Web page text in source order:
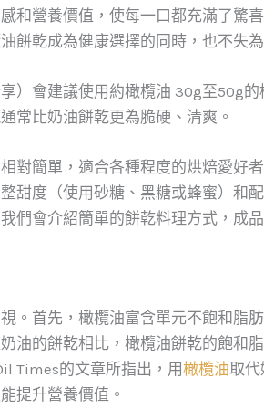
和營養價值，使每一口都充滿了驚
餅乾成為健康選擇的同時，也不失
）會建議使用約橄欖油 30g至50g
常比奶油餅乾更為脆硬、清爽。
對簡單，適合各種程度的烘焙愛好
甜度（使用砂糖、黑糖或蜂蜜）和
們會介紹簡單的餅乾料理方式，成
。首先，橄欖油富含單元不飽和脂
油的餅乾相比，橄欖油餅乾的飽和
Times的文章所指出，用橄欖油取代
提升營養價值。